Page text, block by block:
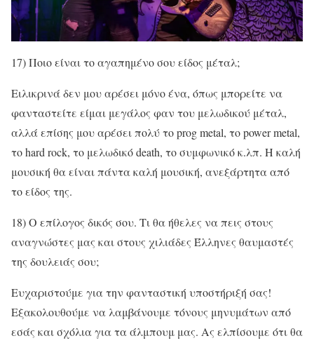
17) Ποιο είναι το αγαπημένο σου είδος μέταλ;
Ειλικρινά δεν μου αρέσει μόνο ένα, όπως μπορείτε να
φανταστείτε είμαι μεγάλος φαν του μελωδικού μέταλ,
αλλά επίσης μου αρέσει πολύ το prog metal, το power metal,
το hard rock, το μελωδικό death, το συμφωνικό κ.λπ. Η καλή
μουσική θα είναι πάντα καλή μουσική, ανεξάρτητα από
το είδος της.
18) Ο επίλογος δικός σου. Τι θα ήθελες να πεις στους
αναγνώστες μας και στους χιλιάδες Έλληνες θαυμαστές
της δουλειάς σου;
Ευχαριστούμε για την φανταστική υποστήριξή σας!
Εξακολουθούμε να λαμβάνουμε τόνους μηνυμάτων από
εσάς και σχόλια για τα άλμπουμ μας. Ας ελπίσουμε ότι θα